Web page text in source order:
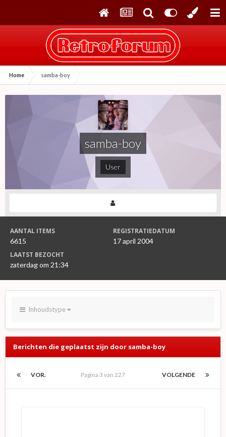
Home samba-boy
samba-boy
User
AANTAL ITEMS
6615
REGISTRATIEDATUM
17 april 2004
LAATST BEZOCHT
zaterdag om 21:34
Inhoudstype
Berichten die geplaatst zijn door samba-boy
VOR. VOLGENDE
Pagina 3 van 227